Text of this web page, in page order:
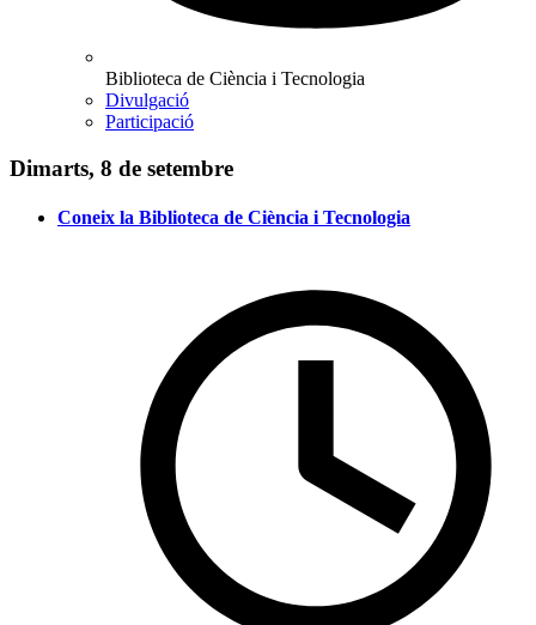
Biblioteca de Ciència i Tecnologia
Divulgació
Participació
Dimarts, 8 de setembre
Coneix la Biblioteca de Ciència i Tecnologia